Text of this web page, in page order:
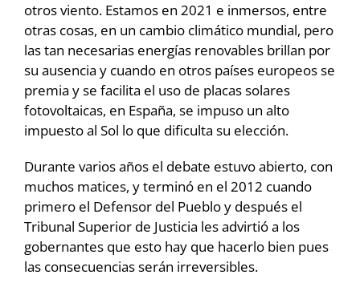
otros viento. Estamos en 2021 e inmersos, entre
otras cosas, en un cambio climático mundial, pero
las tan necesarias energías renovables brillan por
su ausencia y cuando en otros países europeos se
premia y se facilita el uso de placas solares
fotovoltaicas, en España, se impuso un alto
impuesto al Sol lo que dificulta su elección.
Durante varios años el debate estuvo abierto, con
muchos matices, y terminó en el 2012 cuando
primero el Defensor del Pueblo y después el
Tribunal Superior de Justicia les advirtió a los
gobernantes que esto hay que hacerlo bien pues
las consecuencias serán irreversibles.